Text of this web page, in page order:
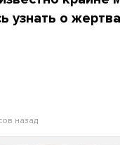
узнать о
назад